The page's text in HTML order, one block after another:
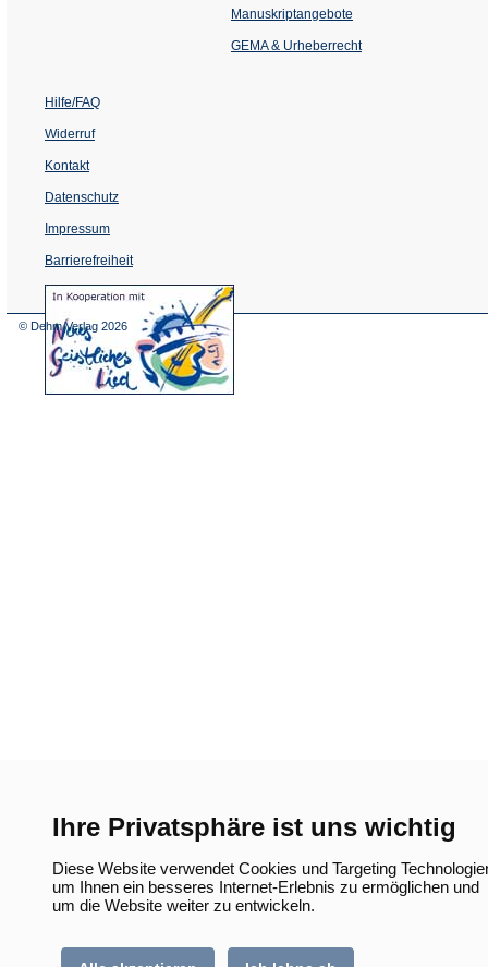
Ihre Privatsphäre ist uns wichtig
Diese Website verwendet Cookies und Targeting
um Ihnen ein besseres Internet-Erlebnis zu ermöglichen und
um die Website weiter zu entwickeln.
einem
Tab)
Manuskriptangebote
GEMA & Urheberrecht
Hilfe/FAQ
Widerruf
Kontakt
Datenschutz
Impressum
Barrierefreiheit
(Öffnet
in
© Dehm Verlag 2026